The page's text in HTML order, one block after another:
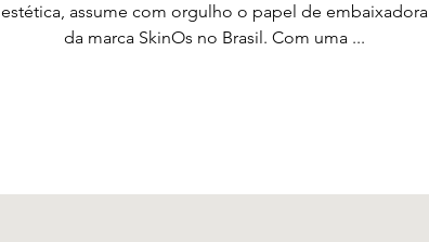
estética, assume com orgulho o papel de embaixadora
da marca SkinOs no Brasil. Com uma ...